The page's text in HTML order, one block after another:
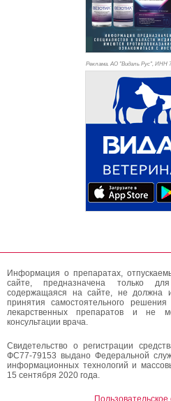
Реклама. АО "Видаль Рус", ИНН
Информация о препаратах,
сайте, предназначена только
содержащаяся на сайте, не должна
принятия самостоятельного
лекарственных препаратов и не
консультации врача.
Свидетельство о регистрации
ФС77-79153 выдано Федеральной
информационных технологий и
15 сентября 2020 года.